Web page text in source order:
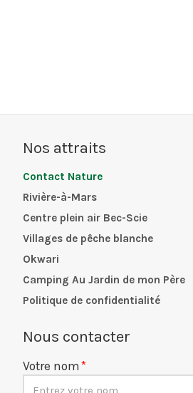
Nos attraits
Contact Nature
Rivière-à-Mars
Centre plein air Bec-Scie
Villages de pêche blanche
Okwari
Camping Au Jardin de mon Père
Politique de confidentialité
Nous contacter
Votre nom